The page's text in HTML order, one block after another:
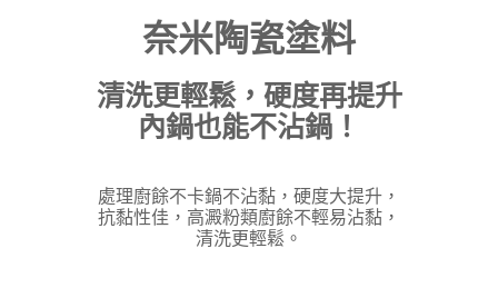
奈米陶瓷塗料
清洗更輕鬆，硬度再提升
內鍋也能不沾鍋！
處理廚餘不卡鍋不沾黏，硬度大提升，
抗黏性佳，高澱粉類廚餘不輕易沾黏，
清洗更輕鬆。